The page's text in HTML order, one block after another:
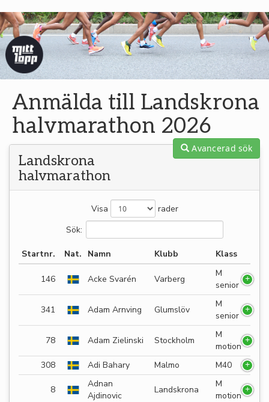
Anmälda till Landskrona
halvmarathon 2026
Avancerad sök
Landskrona
halvmarathon
Visa
rader
Sök:
Startnr. Nat. Namn Klubb Klass
146 Acke Svarén Varberg
M
senior
341 Adam Arnving Glumslöv
M
senior
78 Adam Zielinski Stockholm
M
motion
308
Adi Bahary Malmo M40
8
Adnan
Ajdinovic
Landskrona
M
motion